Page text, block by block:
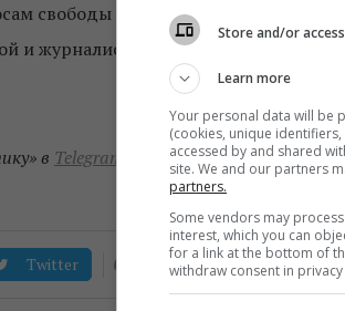
свободы слова и заявил, что
и журналистской деятельности из-за
в Telegram Facebook!
Twitter 0
Store and/or
Learn more
Your personal data will be
(cookies, unique
accessed by and shared
site. We and our partners
partners.
Some vendors may
interest, which you can
for a link at the bottom of
withdraw consent in